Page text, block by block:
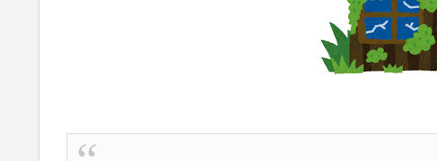
が歓迎！アーセナルファンも祝福！【海外の反応】
【激震】韓国人「韓国サッカー協会、W杯・五輪